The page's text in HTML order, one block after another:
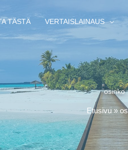
TÄSTÄ VERTAISLAINAUS
osinko
Etusivu»